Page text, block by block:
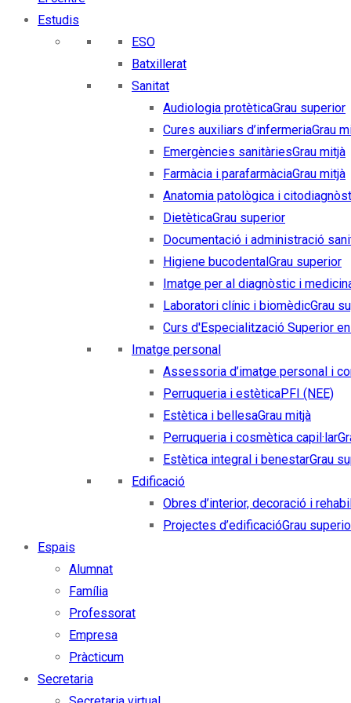
Estudis
ESO
Batxillerat
Sanitat
Audiologia protèticaGrau superior
Cures auxiliars d’infermeriaGrau
Emergències sanitàriesGrau mitjà
Farmàcia i parafarmàciaGrau mitjà
Anatomia patològica i
DietèticaGrau superior
Documentació i administració
Higiene bucodentalGrau superior
Imatge per al diagnòstic i
Laboratori clínic i biomèdicGrau
Curs d'Especialització Superior
Imatge personal
Assessoria d’imatge personal i
Perruqueria i estèticaPFI (NEE)
Estètica i bellesaGrau mitjà
Perruqueria i cosmètica capil·lar
Estètica integral i benestarGrau
Edificació
Obres d’interior, decoració i
Projectes d’edificacióGrau
Espais
Alumnat
Família
Professorat
Empresa
Pràcticum
Secretaria